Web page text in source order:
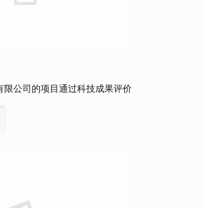
限公司的项目通过科技成果评价